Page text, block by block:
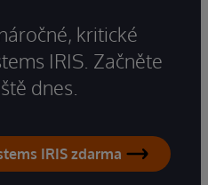
kritické
IRIS. Začněte
dnes.
IRIS zdarma